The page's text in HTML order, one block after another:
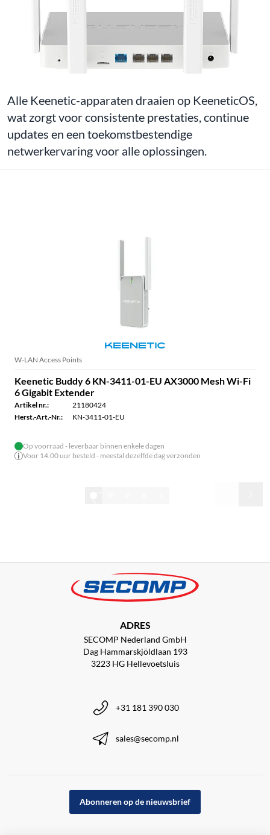
Alle Keenetic-apparaten draaien op KeeneticOS,
wat zorgt voor consistente prestaties, continue
updates en een toekomstbestendige
netwerkervaring voor alle oplossingen.
W-LAN Access Points
Keenetic Buddy 6 KN-3411-01-EU AX3000 Mesh Wi-Fi
6 Gigabit Extender
Artikel nr.:
21180424
Herst.-Art.-Nr.:
KN-3411-01-EU
Op voorraad - leverbaar binnen enkele dagen
Voor 14.00 uur besteld - meestal dezelfde dag verzonden
ADRES
SECOMP Nederland GmbH
Dag Hammarskjöldlaan 193
3223 HG Hellevoetsluis
+31 181 390 030
sales@secomp.nl
Abonneren op de nieuwsbrief